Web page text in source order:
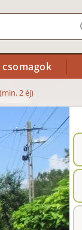
csomagok
2 éj)